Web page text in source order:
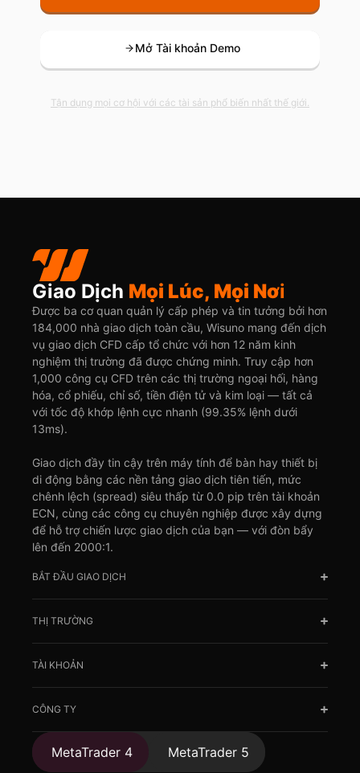
Mở Tài khoản Demo
Tận dụng mọi cơ hội với các tài sản phổ biến nhất thế giới.
Giao Dịch Mọi Lúc, Mọi Nơi
Được ba cơ quan quản lý cấp phép và tin tưởng bởi hơn
184,000 nhà giao dịch toàn cầu, Wisuno mang đến dịch
vụ giao dịch CFD cấp tổ chức với hơn 12 năm kinh
nghiệm thị trường đã được chứng minh. Truy cập hơn
1,000 công cụ CFD trên các thị trường ngoại hối, hàng
hóa, cổ phiếu, chỉ số, tiền điện tử và kim loại — tất cả
với tốc độ khớp lệnh cực nhanh (99.35% lệnh dưới
13ms).
Giao dịch đầy tin cậy trên máy tính để bàn hay thiết bị
di động bằng các nền tảng giao dịch tiên tiến, mức
chênh lệch (spread) siêu thấp từ 0.0 pip trên tài khoản
ECN, cùng các công cụ chuyên nghiệp được xây dựng
để hỗ trợ chiến lược giao dịch của bạn — với đòn bẩy
lên đến 2000:1.
BẮT ĐẦU GIAO DỊCH
THỊ TRƯỜNG
TÀI KHOẢN
CÔNG TY
MetaTrader 4
MetaTrader 5